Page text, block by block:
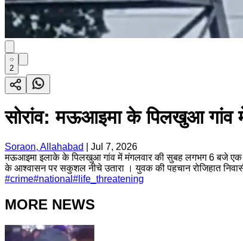
2
सोरांव: मऊआइमा के पिलखुआ गांव
Soraon, Allahabad
Jul 7, 2026
मऊआइमा इलाके के पिलखुआ गांव में मंगलवार की सुबह लगभग 6 बजे एक
के आश्वासन पर सकुशल नीचे उतारा । युवक की पहचान रोजिहात
#crime#national # life_threatening
MORE NEWS